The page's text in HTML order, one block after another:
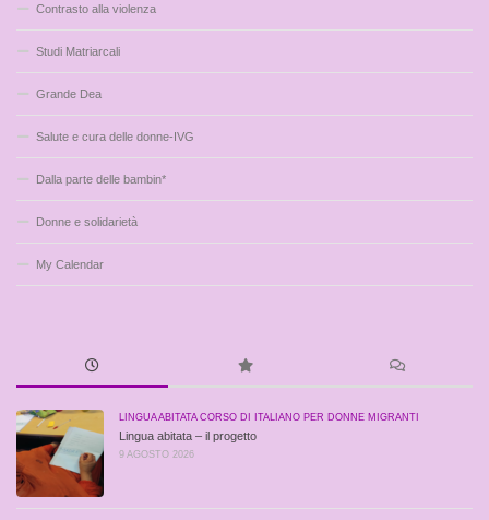
Contrasto alla violenza
Studi Matriarcali
Grande Dea
Salute e cura delle donne-IVG
Dalla parte delle bambin*
Donne e solidarietà
My Calendar
LINGUA ABITATA CORSO DI ITALIANO PER DONNE MIGRANTI
Lingua abitata – il progetto
9 AGOSTO 2026